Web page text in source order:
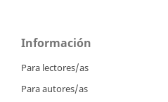
Información
Para lectores/as
Para autores/as